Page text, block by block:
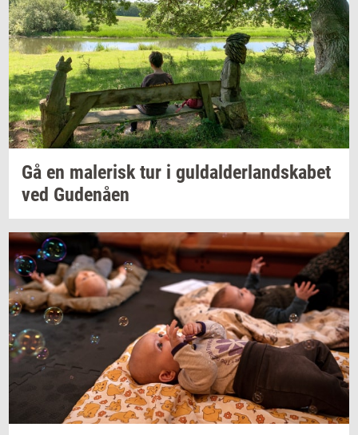
Gå en ma­le­risk tur i gul­dal­der­land­ska­bet
ved Gu­denå­en